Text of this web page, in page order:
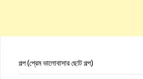
গল্প (প্রেম ভালোবাসার ছোট গল্প)